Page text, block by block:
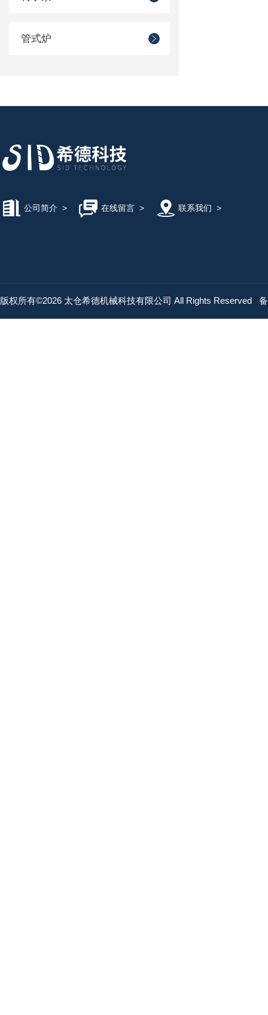
管式炉
公司简介 > 在线留言> 联系我们 >
版权所有©2026 太仓希德机械科技有限公司 All Rights Reserved